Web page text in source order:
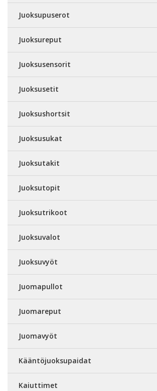
Juoksupuserot
Juoksureput
Juoksusensorit
Juoksusetit
Juoksushortsit
Juoksusukat
Juoksutakit
Juoksutopit
Juoksutrikoot
Juoksuvalot
Juoksuvyöt
Juomapullot
Juomareput
Juomavyöt
Kääntöjuoksupaidat
Kaiuttimet